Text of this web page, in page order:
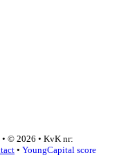
© 2026 • KvK nr:
• YoungCapital score